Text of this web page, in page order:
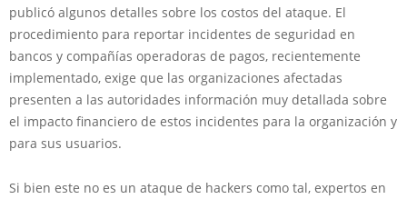
publicó algunos detalles sobre los costos del ataque. El
procedimiento para reportar incidentes de seguridad en
bancos y compañías operadoras de pagos, recientemente
implementado, exige que las organizaciones afectadas
presenten a las autoridades información muy detallada sobre
el impacto financiero de estos incidentes para la organización y
para sus usuarios.
Si bien este no es un ataque de hackers como tal, expertos en